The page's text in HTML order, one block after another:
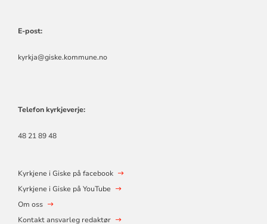
E-post:
kyrkja@giske.kommune.no
Telefon kyrkjeverje:
48 21 89 48
Kyrkjene i Giske på facebook
Kyrkjene i Giske på YouTube
Om oss
Kontakt ansvarleg redaktør